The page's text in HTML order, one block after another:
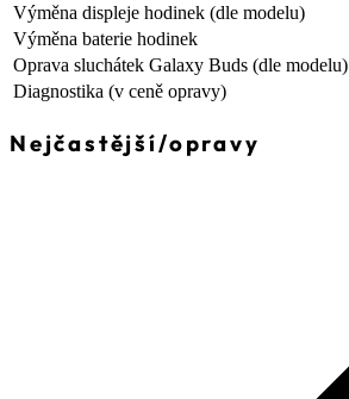
Výměna displeje hodinek (dle modelu)
Výměna baterie hodinek
Oprava sluchátek Galaxy Buds (dle modelu)
Diagnostika (v ceně opravy)
Nejčastější/opravy